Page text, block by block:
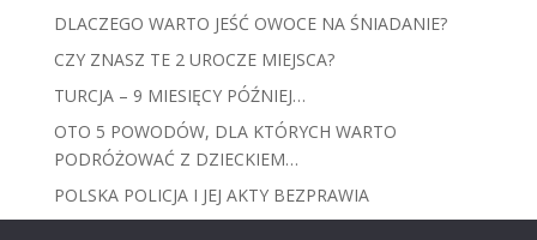
DLACZEGO WARTO JEŚĆ OWOCE NA ŚNIADANIE?
CZY ZNASZ TE 2 UROCZE MIEJSCA?
TURCJA – 9 MIESIĘCY PÓŹNIEJ…
OTO 5 POWODÓW, DLA KTÓRYCH WARTO
PODRÓŻOWAĆ Z DZIECKIEM…
POLSKA POLICJA I JEJ AKTY BEZPRAWIA